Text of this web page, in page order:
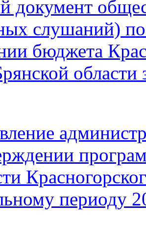
документ
слушаний)
бюджета
области
периоду